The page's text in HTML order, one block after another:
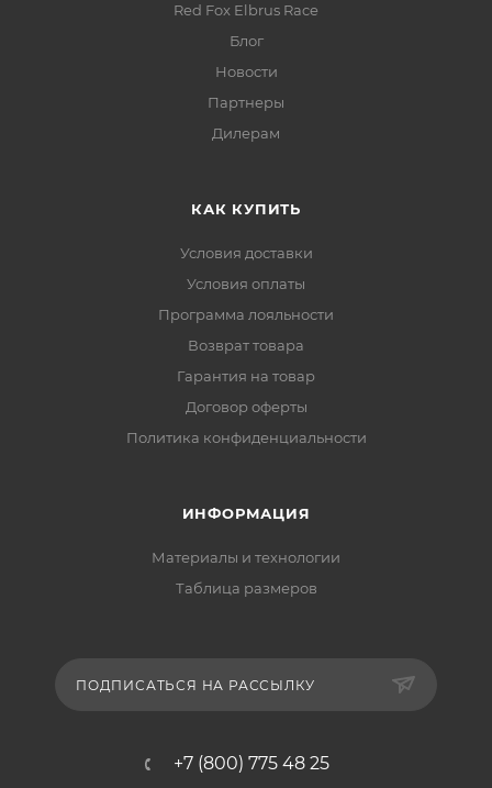
Red Fox Elbrus Race
Блог
Новости
Партнеры
Дилерам
КАК КУПИТЬ
Условия доставки
Условия оплаты
Программа лояльности
Возврат товара
Гарантия на товар
Договор оферты
Политика конфиденциальности
ИНФОРМАЦИЯ
Материалы и технологии
Таблица размеров
ПОДПИСАТЬСЯ НА РАССЫЛКУ
+7 (800) 775 48 25